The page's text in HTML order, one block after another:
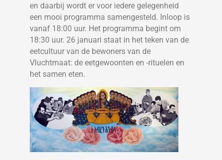
en daarbij wordt er voor iedere gelegenheid
een mooi programma samengesteld. Inloop is
vanaf 18:00 uur. Het programma begint om
18:30 uur. 26 januari staat in het teken van de
eetcultuur van de bewoners van de
Vluchtmaat: de eetgewoonten en -rituelen en
het samen eten.